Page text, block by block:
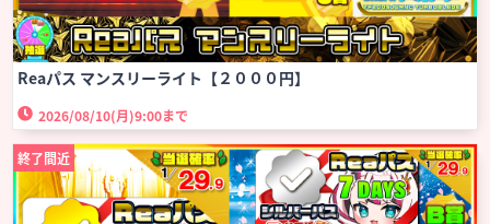
Reaパス マンスリーライト【２０００円】
2026/08/10(月)9:00まで
終了間近